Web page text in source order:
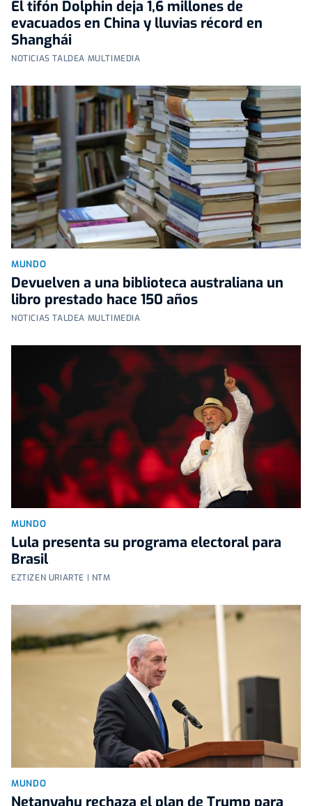
El tifón Dolphin deja 1,6 millones de
evacuados en China y lluvias récord en
Shanghái
NOTICIAS TALDEA MULTIMEDIA
MUNDO
Devuelven a una biblioteca australiana un
libro prestado hace 150 años
NOTICIAS TALDEA MULTIMEDIA
MUNDO
Lula presenta su programa electoral para
Brasil
EZTIZEN URIARTE | NTM
MUNDO
Netanyahu rechaza el plan de Trump para